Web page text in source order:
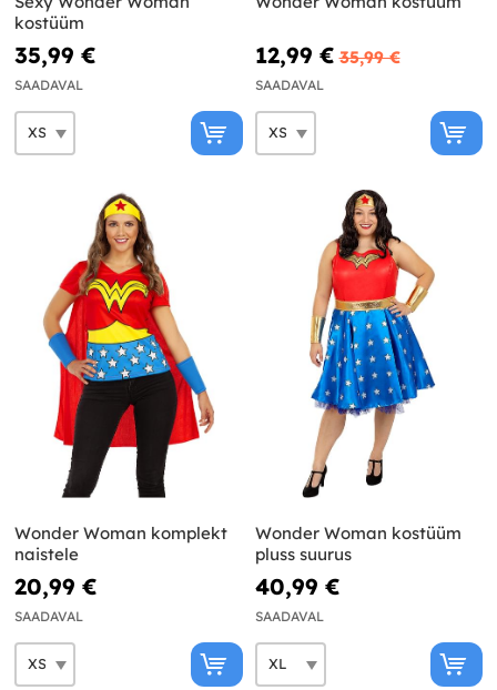
kostüüm
35,99 €
SAADAVAL
12,99 € 35,99 €
SAADAVAL
Wonder Woman komplekt
naistele
20,99 €
SAADAVAL
Wonder Woman kostüüm
pluss suurus
40,99 €
SAADAVAL